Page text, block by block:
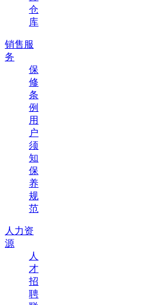
仓
库
销售服
务
保
修
条
例
用
户
须
知
保
养
规
范
人力资
源
人
才
招
聘